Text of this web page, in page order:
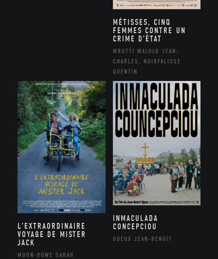
MÉTISSES, CINQ
FEMMES CONTRE UN
CRIME D’ÉTAT
MBOTTI MALOLO JEAN-
CHARLES, NOIRFALISSE
QUENTIN
L’EXTRAORDINAIRE
VOYAGE DE MISTER
JACK
MOON-HOWE SARAH
INMACULADA
CONCEPCIOU
UGEUX JEAN-BENOÎT